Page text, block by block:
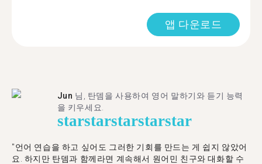
앱 다운로드
Jun 님, 탄뎀을 사용하여 영어 말하기와 듣기 능력
을 키우세요.
starstarstarstarstar
"언어 연습을 하고 싶어도 그러한 기회를 만드는 게 쉽지 않았어
요. 하지만 탄뎀과 함께라면 계속해서 원어민 친구와 대화할 수